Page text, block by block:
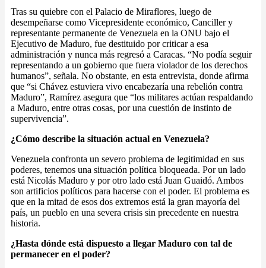
Tras su quiebre con el Palacio de Miraflores, luego de
desempeñarse como Vicepresidente económico, Canciller y
representante permanente de Venezuela en la ONU bajo el
Ejecutivo de Maduro, fue destituido por criticar a esa
administración y nunca más regresó a Caracas. “No podía seguir
representando a un gobierno que fuera violador de los derechos
humanos”, señala. No obstante, en esta entrevista, donde afirma
que “si Chávez estuviera vivo encabezaría una rebelión contra
Maduro”, Ramírez asegura que “los militares actúan respaldando
a Maduro, entre otras cosas, por una cuestión de instinto de
supervivencia”.
¿Cómo describe la situación actual en Venezuela?
Venezuela confronta un severo problema de legitimidad en sus
poderes, tenemos una situación política bloqueada. Por un lado
está Nicolás Maduro y por otro lado está Juan Guaidó. Ambos
son artificios políticos para hacerse con el poder. El problema es
que en la mitad de esos dos extremos está la gran mayoría del
país, un pueblo en una severa crisis sin precedente en nuestra
historia.
¿Hasta dónde está dispuesto a llegar Maduro con tal de
permanecer en el poder?